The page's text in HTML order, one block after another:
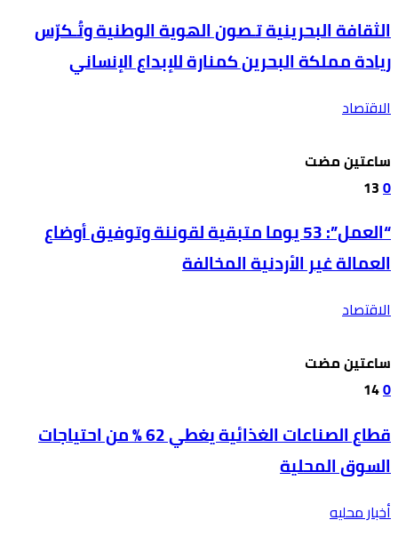
الثقافة البحرينية تـصون الهوية الوطنية وتُـكرّس
ريادة مملكة البحرين كمنارة للإبداع الإنساني
الاقتصاد
‫‫‫‏‫ساعتين مضت‬
0
13
“العمل”: 53 يوما متبقية لقوننة وتوفيق أوضاع
العمالة غير الأردنية المخالفة
الاقتصاد
‫‫‫‏‫ساعتين مضت‬
0
14
قطاع الصناعات الغذائية يغطي 62 % من احتياجات
السوق المحلية
أخبار محليه